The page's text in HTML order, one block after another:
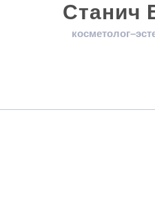
Станич